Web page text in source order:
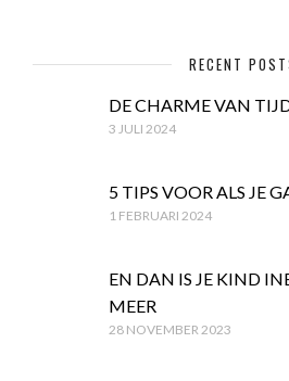
RECENT
DE CHARME VAN
3 JULI 2024
5 TIPS VOOR ALS JE
1 FEBRUARI 2024
EN DAN IS JE KIND
MEER
28 NOVEMBER 2023